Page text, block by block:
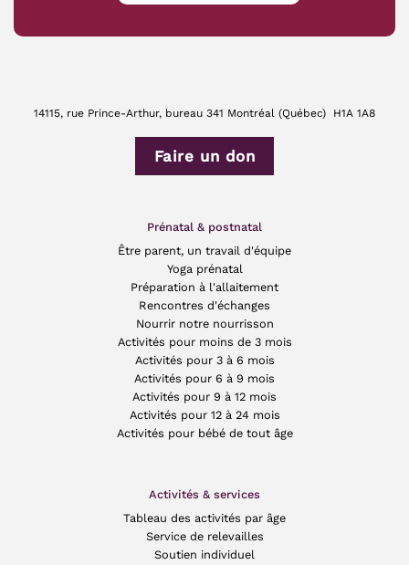
14115, rue Prince-Arthur, bureau 341 Montréal (Québec) H1A 1A8
Faire un don
Prénatal & postnatal
Être parent, un travail d'équipe
Yoga prénatal
Préparation à l'allaitement
Rencontres d'échanges
Nourrir notre nourrisson
Activités pour moins de 3 mois
Activités pour 3 à 6 mois
Activités pour 6 à 9 mois
Activités pour 9 à 12 mois
Activités pour 12 à 24 mois
Activités pour bébé de tout âge
Activités & services
Tableau des activités par âge
Service de relevailles
Soutien individuel